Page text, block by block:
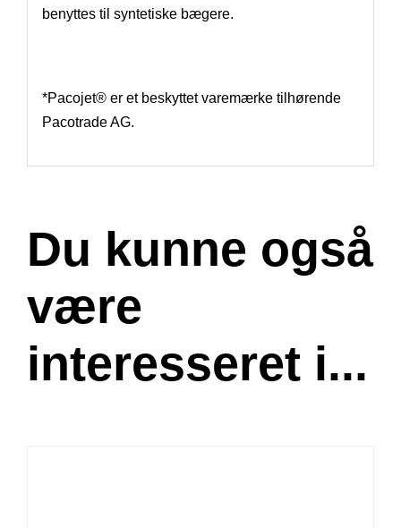
benyttes til syntetiske bægere.
*Pacojet® er et beskyttet varemærke tilhørende
Pacotrade AG.
Du kunne også
være
interesseret i...